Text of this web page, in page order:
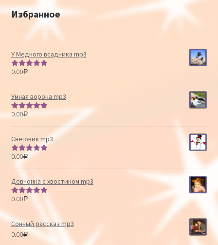
Избранное
У Медного всадника mp3
Оценка
0.00Р
Умная ворона mp3
Оценка
0.00Р
Снеговик mp3
Оценка
0.00Р
Девчонка с хвостиком mp3
Оценка
0.00Р
Сонный рассказ mp3
0.00Р